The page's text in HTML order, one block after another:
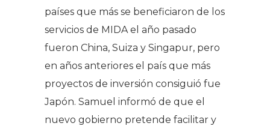
países que más se beneficiaron de los
servicios de MIDA el año pasado
fueron China, Suiza y Singapur, pero
en años anteriores el país que más
proyectos de inversión consiguió fue
Japón. Samuel informó de que el
nuevo gobierno pretende facilitar y